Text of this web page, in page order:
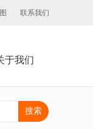
联系我们
于我们
搜索